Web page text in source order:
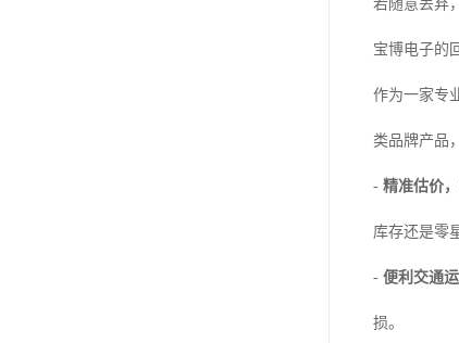
若随意丢弃
宝博电子的
作为一家专
类品牌产品
- 精准估价
库存还是零
- 便利交通
损。